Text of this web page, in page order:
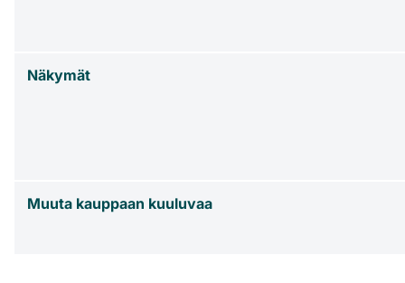
Näkymät
Muuta kauppaan kuuluvaa